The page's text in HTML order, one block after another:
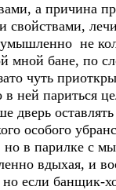
а причина
не
мной бане, по
чуть
ней париться
дверь
особого
но в парилке с
вдыхая, и
если банщик-